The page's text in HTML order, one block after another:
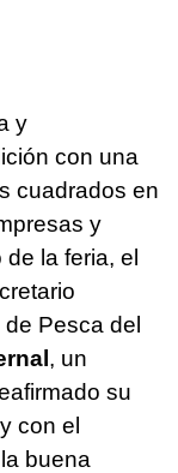
y
con una
cuadrados en
y
la feria, el
Pesca del
, un
su
con el
buena